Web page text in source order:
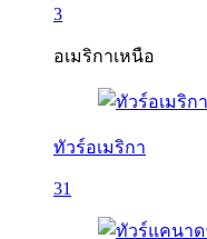
3
อเมริกาเหนือ
ทัวร์อเมริกา
31